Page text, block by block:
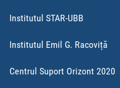
Institutul STAR-UBB
Institutul Emil G. Racoviță
Centrul Suport Orizont 2020